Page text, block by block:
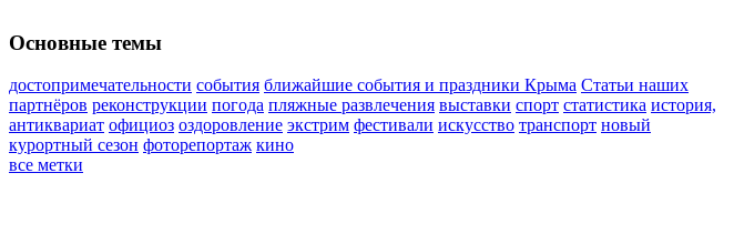
Основные темы
достопримечательности события ближайшие события и праздники Крыма Статьи наших
партнёров реконструкции погода пляжные развлечения выставки спорт статистика история,
антиквариат официоз оздоровление экстрим фестивали искусство транспорт новый
курортный сезон фоторепортаж кино
все метки